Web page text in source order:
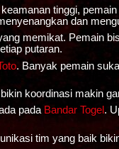
tinggi,
dan
memikat. Pemain
putaran.
. Banyak pemain
koordinasi makin
pada Bandar Togel .
tim yang baik